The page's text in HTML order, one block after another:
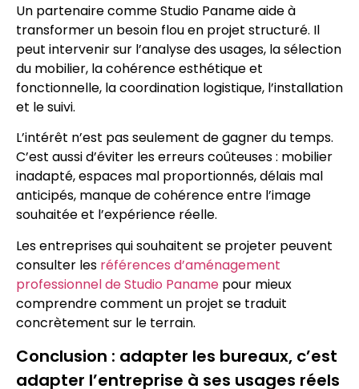
Un partenaire comme Studio Paname aide à
transformer un besoin flou en projet structuré. Il
peut intervenir sur l’analyse des usages, la sélection
du mobilier, la cohérence esthétique et
fonctionnelle, la coordination logistique, l’installation
et le suivi.
L’intérêt n’est pas seulement de gagner du temps.
C’est aussi d’éviter les erreurs coûteuses : mobilier
inadapté, espaces mal proportionnés, délais mal
anticipés, manque de cohérence entre l’image
souhaitée et l’expérience réelle.
Les entreprises qui souhaitent se projeter peuvent
consulter les références d’aménagement
professionnel de Studio Paname pour mieux
comprendre comment un projet se traduit
concrètement sur le terrain.
Conclusion : adapter les bureaux, c’est
adapter l’entreprise à ses usages réels